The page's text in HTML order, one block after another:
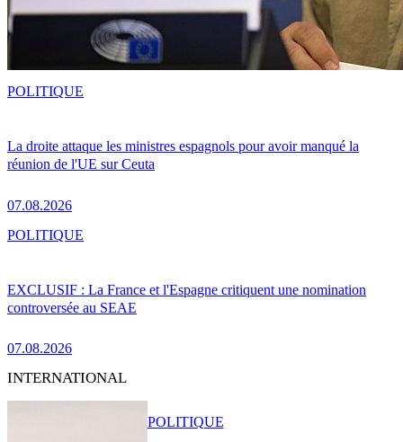
La droite attaque les ministres espagnols pour avoir manqué la
réunion de l'UE sur Ceuta
07.08.2026
POLITIQUE
EXCLUSIF : La France et l'Espagne critiquent une nomination
controversée au SEAE
07.08.2026
POLITIQUE
INTERNATIONAL
POLITIQUE